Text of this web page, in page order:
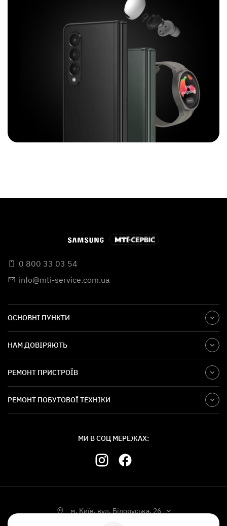
0 800 33 03 54
info@mti-service.com.ua
ОСНОВНІ ПУНКТИ
НАМ ДОВІРЯЮТЬ
РЕМОНТ ПРИСТРОЇВ
РЕМОНТ ПОБУТОВОЇ ТЕХНІКИ
МИ В СОЦ МЕРЕЖАХ:
м. Київ, вул. Білоруська, 26